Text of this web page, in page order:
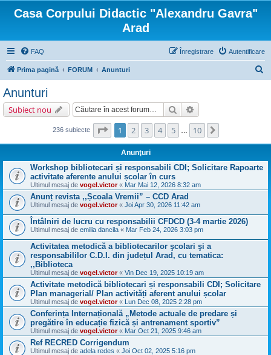
Casa Corpului Didactic "Alexandru Gavra"
Arad
FAQ Autentificare
Înregistrare
Prima pagină FORUM Anunturi
Anunturi
Subiect nou Căutare
236 subiecte Pagina1 din 10
1 2 3 4 5 10
Anunţuri
Workshop bibliotecari și responsabili CDI; Solicitare Rapoarte
activitate aferente anului școlar în curs
Ultimul mesaj de vogel.victor« Mar Mai 12, 2026 8:32 am
Anunț revista ,,Școala Vremii” – CCD Arad
Ultimul mesaj de vogel.victor« Joi Apr 30, 2026 11:42 am
Întâlniri de lucru cu responsabilii CFDCD (3-4 martie 2026)
Ultimul mesaj de emilia dancila « Mar Feb 24, 2026 3:03 pm
Activitatea metodică a bibliotecarilor şcolari şi a
responsabililor C.D.I. din județul Arad, cu tematica:
,,Biblioteca
Ultimul mesaj de vogel.victor« Vin Dec 19, 2025 10:19 am
Activitate metodică bibliotecari și responsabili CDI; Solicitare
Plan managerial/ Plan activități aferent anului școlar
Ultimul mesaj de vogel.victor« Lun Dec 08, 2025 2:28 pm
Conferința Internațională „Metode actuale de predare și
pregătire în educație fizică și antrenament sportiv”
Ultimul mesaj de vogel.victor« Mar Oct 21, 2025 9:46 am
Ref RECRED Corrigendum
Ultimul mesaj de adela redes « Joi Oct 02, 2025 5:16 pm